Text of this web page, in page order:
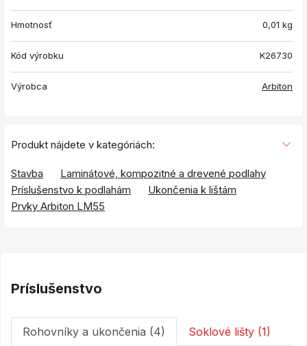
Hmotnosť 0,01 kg
Kód výrobku K26730
Výrobca Arbiton
Produkt nájdete v kategóriách:
Stavba
Laminátové, kompozitné a drevené podlahy
Príslušenstvo k podlahám
Ukončenia k lištám
Prvky Arbiton LM55
Príslušenstvo
Rohovníky a ukončenia (4) Soklové lišty (1)